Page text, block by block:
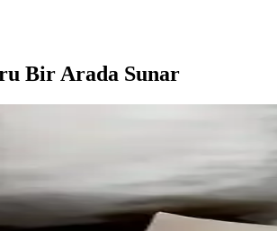
Bir Arada Sunar